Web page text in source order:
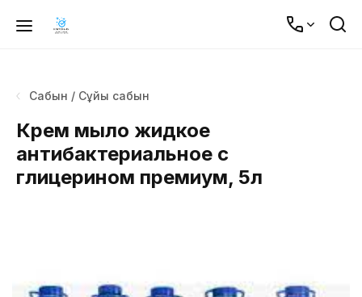
Сабын / Сұйық сабын
Крем мыло жидкое
антибактериальное с
глицерином премиум, 5л